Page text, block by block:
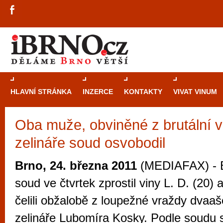
HLAVNÍ STRÁNKA INZERCE KONTAKTY VIVAT VINUM
Oba muže, obviněné z brutální
zelináře soud osvobodil
Brno, 24. března 2011 (MEDIAFAX) -
soud ve čtvrtek zprostil viny L. D. (20)
čelili obžalobě z loupežné vraždy
zelináře Lubomíra Kosky. Podle soudu
Průvodce
Brně: Od
Brno je
zajímavé
restaurace,
Mimo jiné je ale také místem, kde si